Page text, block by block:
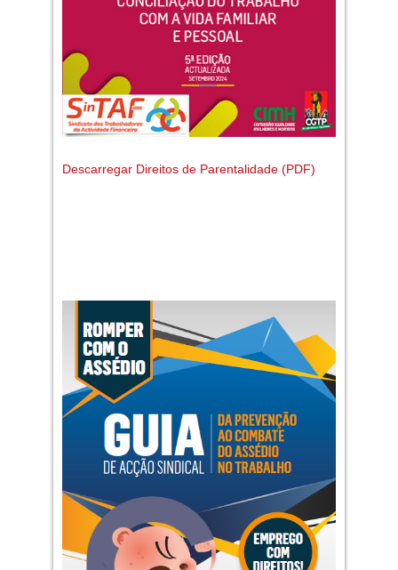
Descarregar Direitos de Parentalidade (PDF)